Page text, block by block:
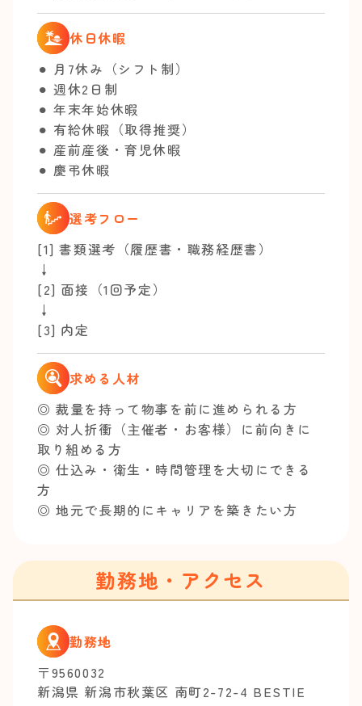
休日休暇
⚫︎ 月7休み（シフト制）
⚫︎ 週休2日制
⚫︎ 年末年始休暇
⚫︎ 有給休暇（取得推奨）
⚫︎ 産前産後・育児休暇
⚫︎ 慶弔休暇
選考フロー
[1] 書類選考（履歴書・職務経歴書）
↓
[2] 面接（1回予定）
↓
[3] 内定
求める人材
◎ 裁量を持って物事を前に進められる方
◎ 対人折衝（主催者・お客様）に前向きに
取り組める方
◎ 仕込み・衛生・時間管理を大切にできる
方
◎ 地元で長期的にキャリアを築きたい方
勤務地・アクセス
勤務地
〒9560032
新潟県 新潟市秋葉区 南町2-72-4 BESTIE